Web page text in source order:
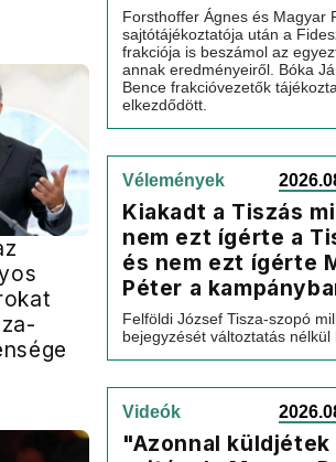
Forsthoffer Ágnes és Magyar
sajtótájékoztatója után a
frakciója is beszámol az
annak eredményeiről. Bóka
Bence frakcióvezetők
elkezdődött.
Vélemények
Kiakadt a Tiszás
nem ezt ígérte a
és nem ezt ígérte
Péter a
Felföldi József Tisza-szopó
bejegyzését változtatás nélkül
Videók
"Azonnal küldjétek